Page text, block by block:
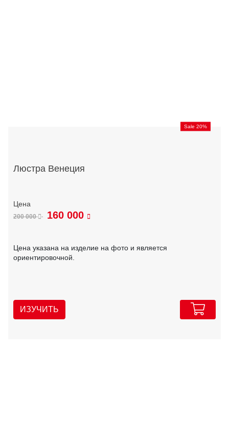
Sale 20%
Люстра Венеция
200 000 160 000
Цена указана на изделие на фото и является
ориентировочной.
ИЗУЧИТЬ